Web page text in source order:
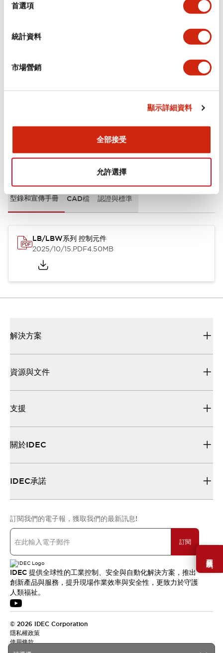
首選項
統計資料
市場營銷
顯示詳細資料
全部接受
允許選擇
需要幫助嗎？
文件和檔案
型錄和宣傳手冊 CAD檔 認證與標準
LB/LBW系列 控制元件
2025/10/15.PDF4.50MB
解決方案
資源與文件
支援
關於IDEC
IDEC承諾
訂閱我們的電子報，獲取我們的最新訊息!
訂閱
IDEC 提供全球性的工業控制、安全與自動化解決方案，推出
創新產品與服務，提升現場作業效率與安全性，更致力於守護
人類福祉。
© 2026 IDEC Corporation
隱私權政策
使用條款